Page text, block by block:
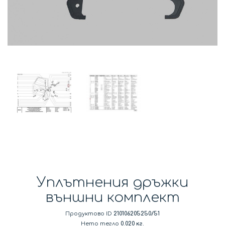
Уплътнения дръжки
външни комплект
Продуктово ID 210106205250/51
Нето тегло 0.020 кг.